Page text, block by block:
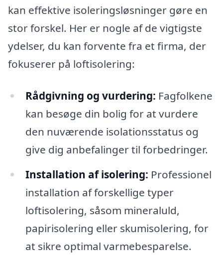
kan effektive isoleringsløsninger gøre en
stor forskel. Her er nogle af de vigtigste
ydelser, du kan forvente fra et firma, der
fokuserer på loftisolering:
Rådgivning og vurdering: Fagfolkene
kan besøge din bolig for at vurdere
den nuværende isolationsstatus og
give dig anbefalinger til forbedringer.
Installation af isolering: Professionel
installation af forskellige typer
loftisolering, såsom mineraluld,
papirisolering eller skumisolering, for
at sikre optimal varmebesparelse.